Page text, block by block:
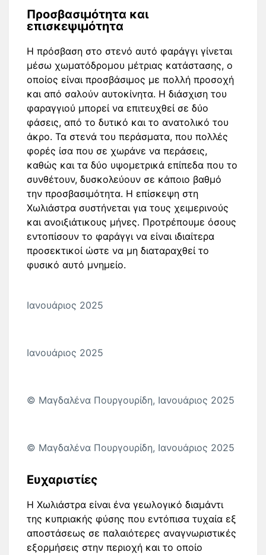
Προσβασιμότητα και
επισκεψιμότητα
Η πρόσβαση στο στενό αυτό φαράγγι γίνεται
μέσω χωματόδρομου μέτριας κατάστασης, ο
οποίος είναι προσβάσιμος με πολλή προσοχή
και από σαλούν αυτοκίνητα. Η διάσχιση του
φαραγγιού μπορεί να επιτευχθεί σε δύο
φάσεις, από το δυτικό και το ανατολικό του
άκρο. Τα στενά του περάσματα, που πολλές
φορές ίσα που σε χωράνε να περάσεις,
καθώς και τα δύο υψομετρικά επίπεδα που το
συνθέτουν, δυσκολεύουν σε κάποιο βαθμό
την προσβασιμότητα. Η επίσκεψη στη
Χωλιάστρα συστήνεται για τους χειμερινούς
και ανοιξιάτικους μήνες. Προτρέπουμε όσους
εντοπίσουν το φαράγγι να είναι ιδιαίτερα
προσεκτικοί ώστε να μη διαταραχθεί το
φυσικό αυτό μνημείο.
Ιανουάριος 2025
Ιανουάριος 2025
© Μαγδαλένα Πουργουρίδη, Ιανουάριος 2025
© Μαγδαλένα Πουργουρίδη, Ιανουάριος 2025
Ευχαριστίες
Η Χωλιάστρα είναι ένα γεωλογικό διαμάντι
της κυπριακής φύσης που εντόπισα τυχαία εξ
αποστάσεως σε παλαιότερες αναγνωριστικές
εξορμήσεις στην περιοχή και το οποίο